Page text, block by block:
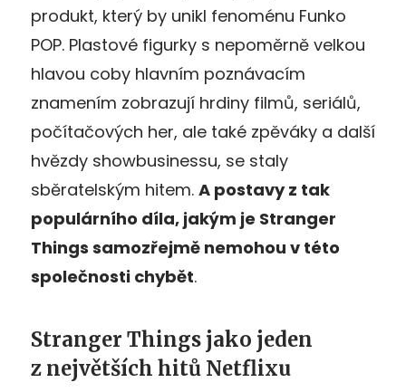
produkt, který by unikl fenoménu Funko
POP. Plastové figurky s nepoměrně velkou
hlavou coby hlavním poznávacím
znamením zobrazují hrdiny filmů, seriálů,
počítačových her, ale také zpěváky a další
hvězdy showbusinessu, se staly
sběratelským hitem. A postavy z tak
populárního díla, jakým je Stranger
Things samozřejmě nemohou v této
společnosti chybět.
Stranger Things jako jeden
z největších hitů Netflixu